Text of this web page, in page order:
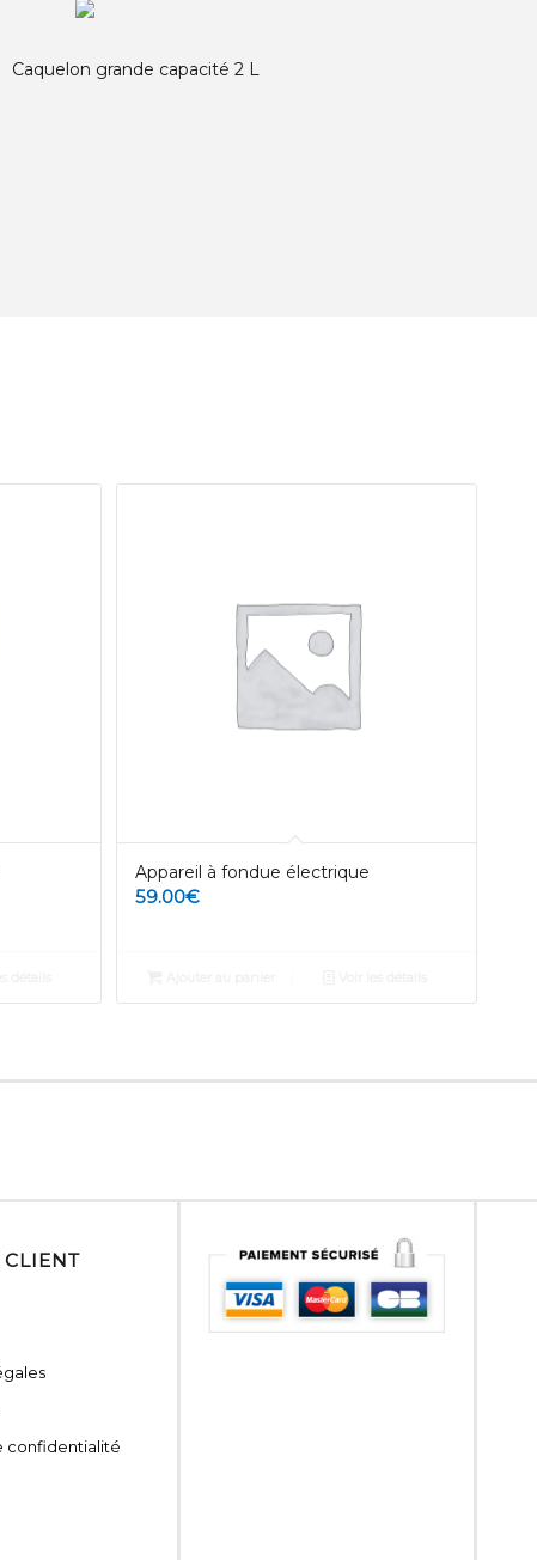
Caquelon grande capacité 2 L
Appareil à fondue électrique
59.00€
CLIENT
confidentialité